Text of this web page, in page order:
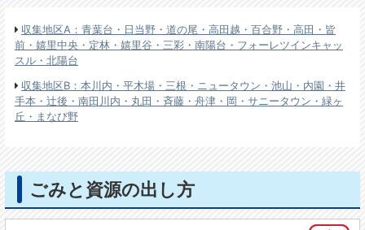
収集地区A：青葉台・日当野・道の尾・高田越・百合野・高田・皆
前・嬉里中央・定林・嬉里谷・三彩・南陽台・フォーレツインキャッ
スル・北陽台
収集地区B：本川内・平木場・三根・ニュータウン・池山・内園・井
手本・辻後・南田川内・丸田・斉藤・舟津・岡・サニータウン・緑ヶ
丘・まなび野
ごみと資源の出し方